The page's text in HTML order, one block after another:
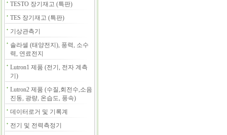
TESTO 장기재고 (특판)
TES 장기재고 (특판)
기상관측기
솔라셀 (태양전지), 풍력, 소수
력, 연료전지
Lutron1 제품 (전기, 전자 계측
기)
Lutron2 제품 (수질,회전수,소음
진동, 광량, 온습도, 풍속)
데이터로거 및 기록계
전기 및 전력측정기